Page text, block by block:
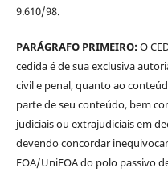
9.610/98.
PARÁGRAFO PRIMEIRO:O
cedida é de sua exclusiva
civil e penal, quanto ao
parte de seu conteúdo, bem
judiciais ou extrajudiciais em
devendo concordar
FOA/UniFOA do polo passivo